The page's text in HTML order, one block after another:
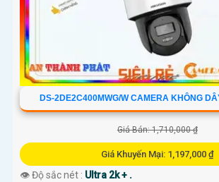
DS-2DE2C400MWG/W CAMERA KHÔNG
Giá Bán: 1,710,000 ₫
Giá Khuyến Mại: 1,197,000 ₫
👁 Độ sắc nét : Ultra 2k + .